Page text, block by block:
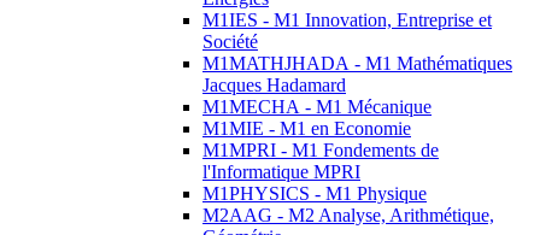
M1IES - M1 Innovation, Entreprise et
Société
M1MATHJHADA - M1 Mathématiques
Jacques Hadamard
M1MECHA - M1 Mécanique
M1MIE - M1 en Economie
M1MPRI - M1 Fondements de
l'Informatique MPRI
M1PHYSICS - M1 Physique
M2AAG - M2 Analyse, Arithmétique,